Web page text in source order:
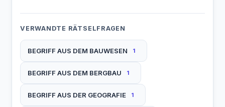
VERWANDTE RÄTSELFRAGEN
BEGRIFF AUS DEM BAUWESEN 1
BEGRIFF AUS DEM BERGBAU 1
BEGRIFF AUS DER GEOGRAFIE 1